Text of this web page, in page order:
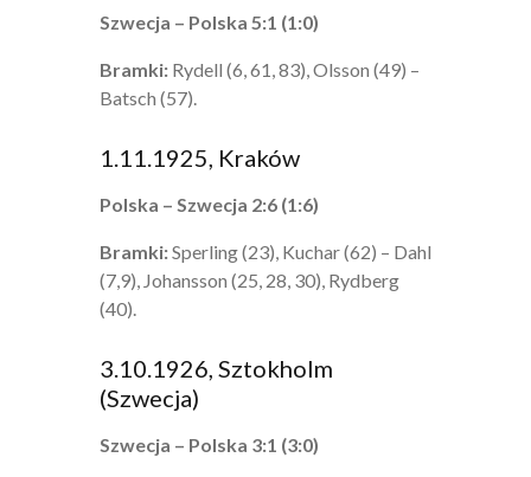
Szwecja – Polska 5:1 (1:0)
Bramki: Rydell (6, 61, 83), Olsson (49) –
Batsch (57).
1.11.1925, Kraków
Polska – Szwecja 2:6 (1:6)
Bramki:Sperling (23), Kuchar (62) – Dahl
(7,9), Johansson (25, 28, 30), Rydberg
(40).
3.10.1926, Sztokholm
(Szwecja)
Szwecja – Polska 3:1 (3:0)